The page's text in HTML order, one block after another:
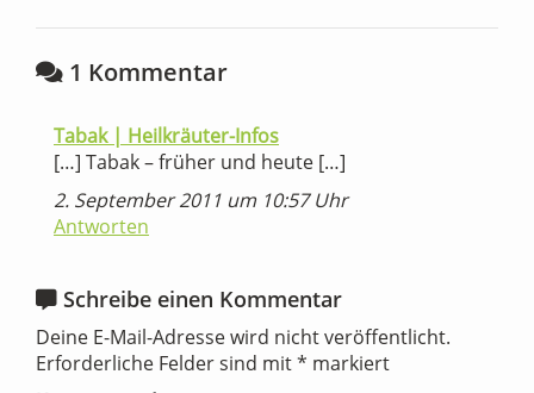
1 Kommentar
Tabak | Heilkräuter-Infos
[…] Tabak – früher und heute […]
2. September 2011 um 10:57 Uhr
Antworten
Schreibe einen Kommentar
Deine E-Mail-Adresse wird nicht veröffentlicht.
Erforderliche Felder sind mit* markiert